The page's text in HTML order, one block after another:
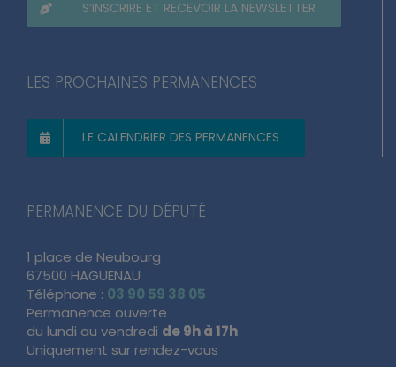
S’INSCRIRE ET RECEVOIR LA NEWSLETTER
LES PROCHAINES PERMANENCES
LE CALENDRIER DES PERMANENCES
PERMANENCE DU DÉPUTÉ
1 place de Neubourg
67500 HAGUENAU
Téléphone : 03 90 59 38 05
Permanence ouverte
du lundi au vendredi de 9h à 17h
Uniquement sur rendez-vous